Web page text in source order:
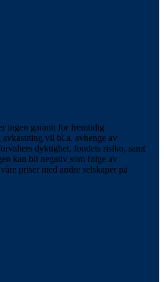
ingen garanti for fremtidig
vil bl.a. avhenge av
dyktighet, fondets risiko, samt
kan bli negativ som følge av
priser med andre selskaper på